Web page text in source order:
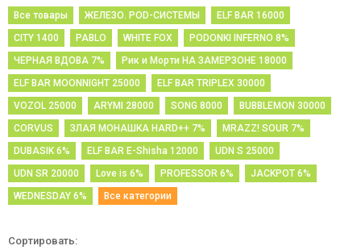
Все товары ЖЕЛЕЗО. POD-СИСТЕМЫ
ELF BAR 16000
CITY 1400
PABLO WHITE FOX
PODONKI INFERNO 8%
ЧЕРНАЯ ВДОВА 7%
Рик и Морти НА ЗАМЕРЗОНЕ 18000
ELF BAR MOONNIGHT 25000
ELF BAR TRIPLEX 30000
VOZOL 25000
ARYMI 28000 SONG 8000
BUBBLEMON 30000
CORVUS
ЗЛАЯ МОНАШКА HARD++ 7%
MRAZZ! SOUR 7%
DUBASIK 6%
ELF BAR E-Shisha 12000
UDN S 25000
UDN SR 20000
Love is 6% PROFESSOR 6%
JACKPOT 6%
WEDNESDAY 6%
Все категории
Сортировать: